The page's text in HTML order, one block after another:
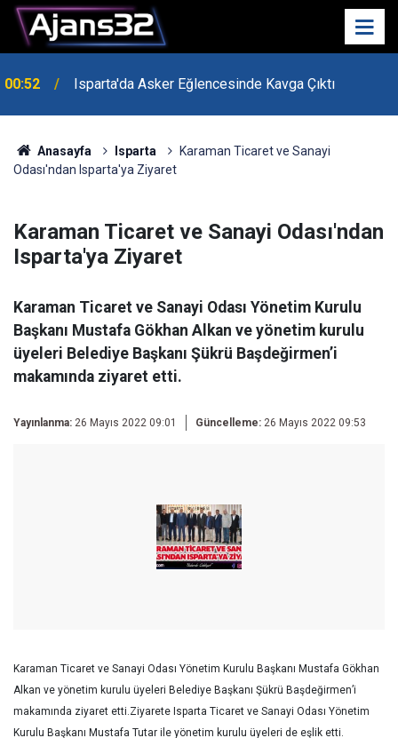
00:52 Isparta'da Asker Eğlencesinde Kavga Çıktı
Anasayfa Isparta
Karaman Ticaret ve Sanayi
Odası'ndan Isparta'ya Ziyaret
Karaman Ticaret ve Sanayi Odası'ndan
Isparta'ya Ziyaret
Karaman Ticaret ve Sanayi Odası Yönetim Kurulu
Başkanı Mustafa Gökhan Alkan ve yönetim kurulu
üyeleri Belediye Başkanı Şükrü Başdeğirmen’i
makamında ziyaret etti.
Yayınlanma: 26 Mayıs 2022 09:01 Güncelleme: 26 Mayıs 2022 09:53
Karaman Ticaret ve Sanayi Odası Yönetim Kurulu Başkanı Mustafa Gökhan
Alkan ve yönetim kurulu üyeleri Belediye Başkanı Şükrü Başdeğirmen’i
makamında ziyaret etti.Ziyarete Isparta Ticaret ve Sanayi Odası Yönetim
Kurulu Başkanı Mustafa Tutar ile yönetim kurulu üyeleri de eşlik etti.